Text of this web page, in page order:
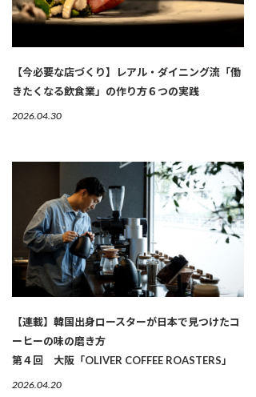
【今必要な店づくり】レアル・ダイニング流「働
きたくなる飲食業」の作り方６つの実践
2026.04.30
【連載】韓国出身ロースターが日本で見つけたコ
ーヒーの味の磨き方
第４回 大阪「OLIVER COFFEE ROASTERS」
2026.04.20